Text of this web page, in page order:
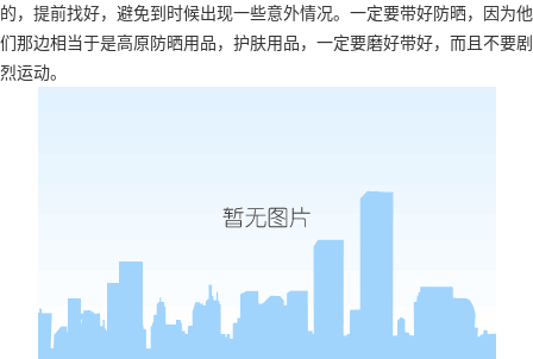
的，提前找好，避免到时候出现一些意外情况。一定要带好防晒，因为他
们那边相当于是高原防晒用品，护肤用品，一定要磨好带好，而且不要剧
烈运动。